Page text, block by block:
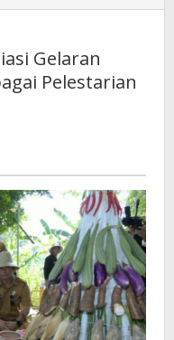
Sumenep
Festival
Tetep
Masyarakat
Gelaran
Pelestarian